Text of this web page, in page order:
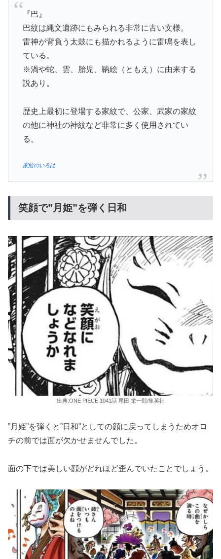
『巴』
巴紋は縄文遺跡にもみられる非常に古い文様。
雷神が背負う太鼓にも描かれるように雷鳴を表し
ている。
※渦や蛇、雲、胎児、鞆絵（ともえ）に由来する
説あり。
歴史上最初に登場する家紋で、公家、武家の家紋
の他に神社の神紋など非常に多く使用されてい
る。
家紋のいろは
笑顔で”月姫”を弾く日和
出典:ONE PIECE 1041話 尾田 栄一郎/集英社
”月姫”を弾くと”日和”としての顔に戻ってしまうためオロ
チの前では面が欠かせませんでした。
面の下では美しい顔がどれほど歪んでいたことでしょう。